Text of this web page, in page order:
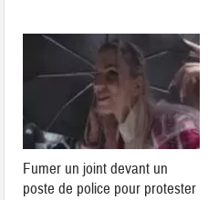
Fumer un joint devant un
poste de police pour protester